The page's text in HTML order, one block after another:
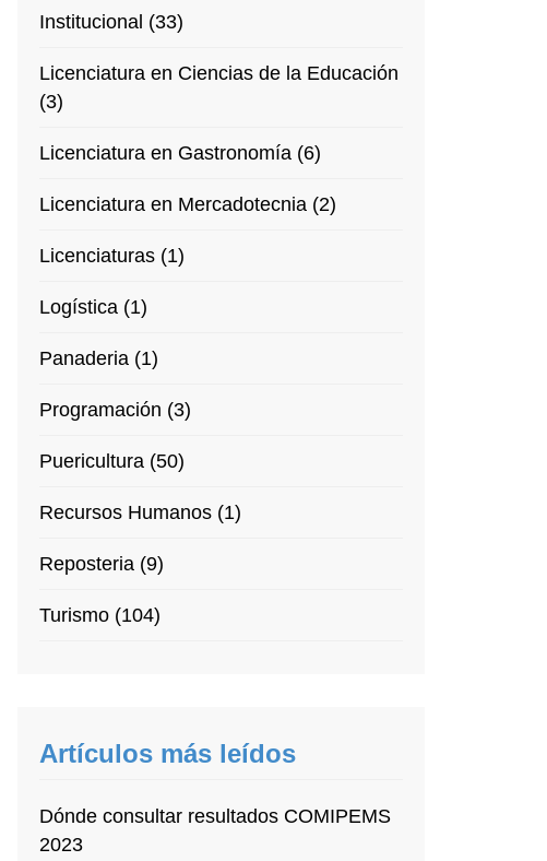
Institucional (33)
Licenciatura en Ciencias de la Educación
(3)
Licenciatura en Gastronomía (6)
Licenciatura en Mercadotecnia (2)
Licenciaturas (1)
Logística (1)
Panaderia (1)
Programación (3)
Puericultura (50)
Recursos Humanos (1)
Reposteria (9)
Turismo (104)
Artículos más leídos
Dónde consultar resultados COMIPEMS
2023